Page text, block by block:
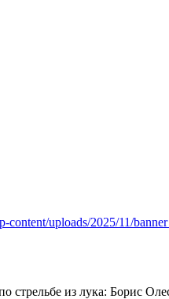
стрельбе из лука: Борис